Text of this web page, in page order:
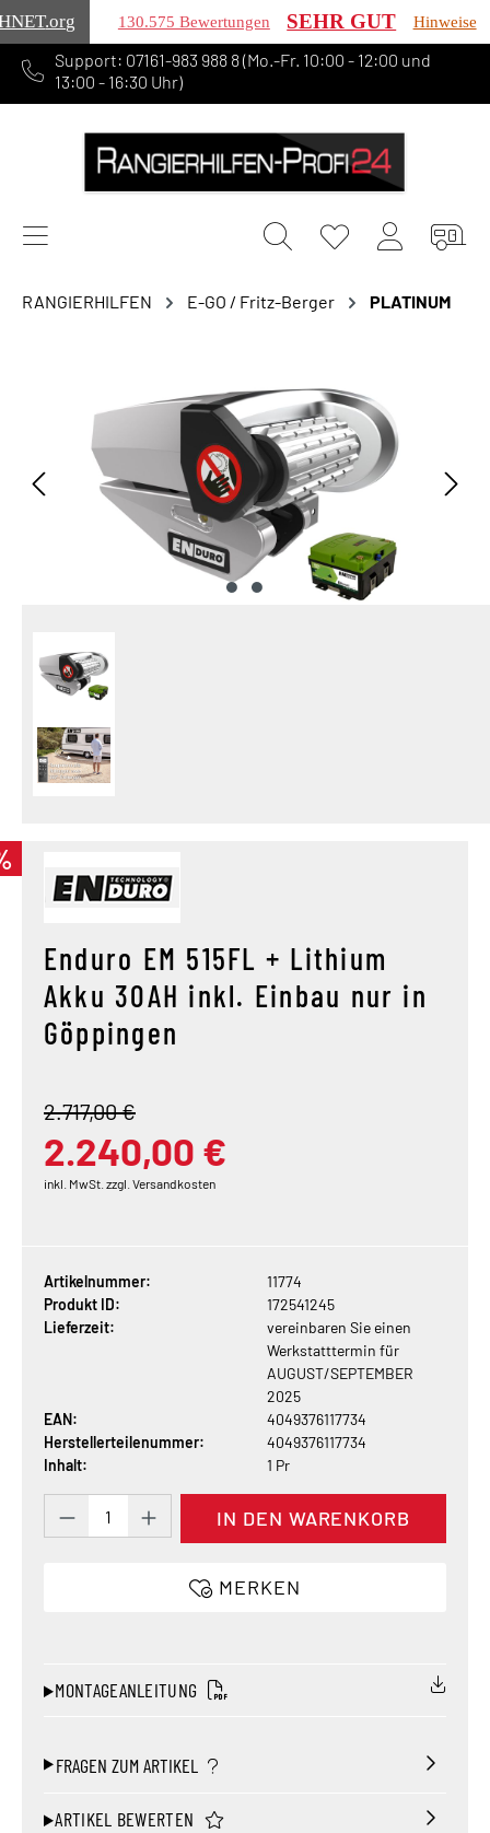
.org 130.575 Bewertungen SEHR GUT Hinweise
springen
Support: 07161-983 988 8 (Mo.-Fr. 10:00 - 12:00 und
13:00 - 16:30 Uhr)
RANGIERHILFEN E-GO / Fritz-Berger PLATINUM
Enduro EM 515FL + Lithium
Akku 30AH inkl. Einbau nur in
Göppingen
2.240,00 €
2.717,00 €
inkl. MwSt. zzgl. Versandkosten
Artikelnummer:
11774
Produkt ID:
172541245
Lieferzeit:
vereinbaren Sie einen
Werkstatttermin für
AUGUST/SEPTEMBER
2025
EAN:
4049376117734
Herstellerteilenummer:
4049376117734
Inhalt:
1 Pr
Produkt Anzahl: Gib den gewünschten
IN DEN WARENKORB
MERKEN
MONTAGEANLEITUNG
FRAGEN ZUM ARTIKEL
ARTIKEL BEWERTEN